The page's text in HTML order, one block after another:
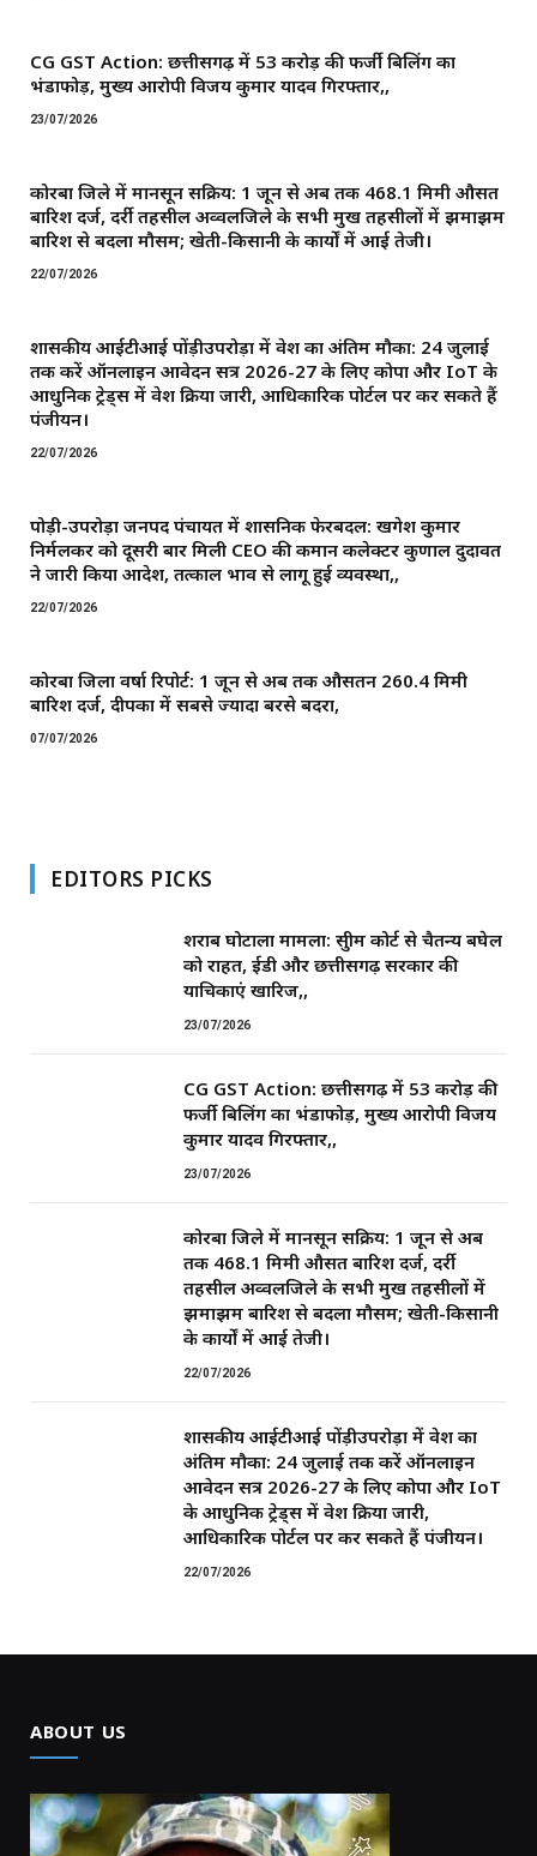
CG GST Action: छत्तीसगढ़ में 53 करोड़ की फर्जी बिलिंग का
भंडाफोड़, मुख्य आरोपी विजय कुमार यादव गिरफ्तार,,
23/07/2026
कोरबा जिले में मानसून सक्रिय: 1 जून से अब तक 468.1 मिमी औसत
बारिश दर्ज, दर्री तहसील अव्वलजिले के सभी प्रमुख तहसीलों में झमाझम
बारिश से बदला मौसम; खेती-किसानी के कार्यों में आई तेजी।
22/07/2026
शासकीय आईटीआई पोंड़ीउपरोड़ा में प्रवेश का अंतिम मौका: 24 जुलाई
तक करें ऑनलाइन आवेदन सत्र 2026-27 के लिए कोपा और IoT के
आधुनिक ट्रेड्स में प्रवेश प्रक्रिया जारी, आधिकारिक पोर्टल पर कर सकते हैं
पंजीयन।
22/07/2026
पोड़ी-उपरोड़ा जनपद पंचायत में प्रशासनिक फेरबदल: खगेश कुमार
निर्मलकर को दूसरी बार मिली CEO की कमान ​कलेक्टर कुणाल दुदावत
ने जारी किया आदेश, तत्काल प्रभाव से लागू हुई व्यवस्था,,
22/07/2026
कोरबा जिला वर्षा रिपोर्ट: 1 जून से अब तक औसतन 260.4 मिमी
बारिश दर्ज, दीपका में सबसे ज्यादा बरसे बदरा,
07/07/2026
EDITORS PICKS
शराब घोटाला मामला: सुप्रीम कोर्ट से चैतन्य बघेल
को राहत, ईडी और छत्तीसगढ़ सरकार की
याचिकाएं खारिज,,
23/07/2026
CG GST Action: छत्तीसगढ़ में 53 करोड़ की
फर्जी बिलिंग का भंडाफोड़, मुख्य आरोपी विजय
कुमार यादव गिरफ्तार,,
23/07/2026
कोरबा जिले में मानसून सक्रिय: 1 जून से अब
तक 468.1 मिमी औसत बारिश दर्ज, दर्री
तहसील अव्वलजिले के सभी प्रमुख तहसीलों में
झमाझम बारिश से बदला मौसम; खेती-किसानी
के कार्यों में आई तेजी।
22/07/2026
शासकीय आईटीआई पोंड़ीउपरोड़ा में प्रवेश का
अंतिम मौका: 24 जुलाई तक करें ऑनलाइन
आवेदन सत्र 2026-27 के लिए कोपा और IoT
के आधुनिक ट्रेड्स में प्रवेश प्रक्रिया जारी,
आधिकारिक पोर्टल पर कर सकते हैं पंजीयन।
22/07/2026
ABOUT US